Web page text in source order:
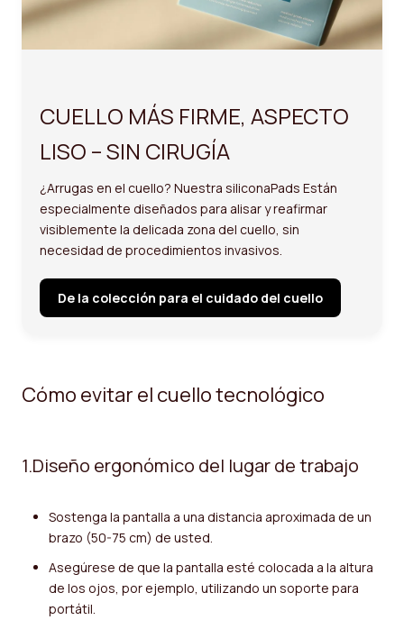
CUELLO MÁS FIRME, ASPECTO
LISO – SIN CIRUGÍA
¿Arrugas en el cuello? Nuestra siliconaPads Están
especialmente diseñados para alisar y reafirmar
visiblemente la delicada zona del cuello, sin
necesidad de procedimientos invasivos.
De la colección para el cuidado del cuello
Cómo evitar el cuello tecnológico
1.Diseño ergonómico del lugar de trabajo
Sostenga la pantalla a una distancia aproximada de un
brazo (50-75 cm) de usted.
Asegúrese de que la pantalla esté colocada a la altura
de los ojos, por ejemplo, utilizando un soporte para
portátil.